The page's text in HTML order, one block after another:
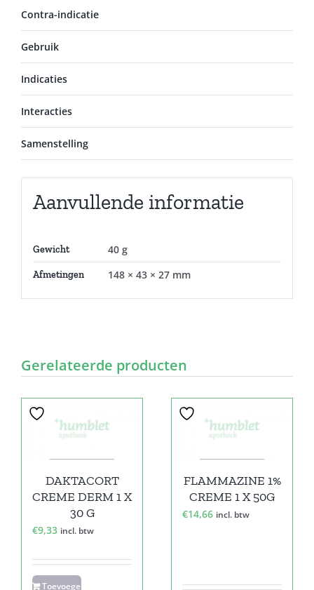
Contra-indicatie
Gebruik
Indicaties
Interacties
Samenstelling
Aanvullende informatie
Gewicht 40 g
Afmetingen 148 × 43 × 27 mm
Gerelateerde producten
DAKTACORT
CREME DERM 1 X
30 G
€9,33 incl. btw
Toevoegen
FLAMMAZINE 1%
CREME 1 X 50G
€14,66 incl. btw